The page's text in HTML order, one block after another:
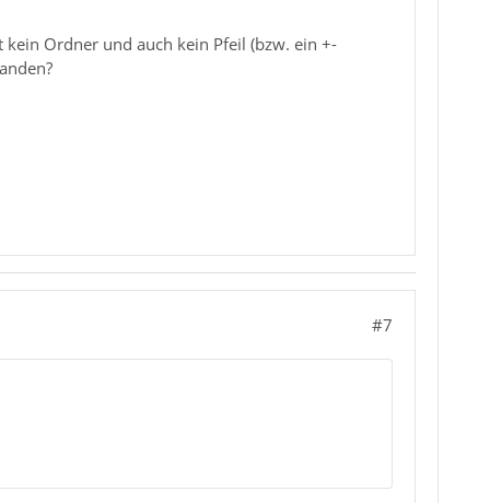
Ordner und auch kein Pfeil (bzw. ein +-
#7